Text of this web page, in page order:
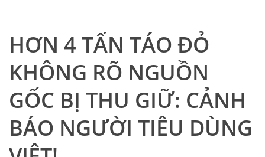
HƠN 4 TẤN TÁO ĐỎ
KHÔNG RÕ NGUỒN
GỐC BỊ THU GIỮ: CẢNH
BÁO NGƯỜI TIÊU DÙNG